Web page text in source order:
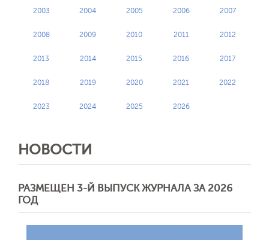
2003 2004 2005 2006 2007
2008 2009 2010 2011 2012
2013 2014 2015 2016 2017
2018 2019 2020 2021 2022
2023 2024 2025 2026
НОВОСТИ
РАЗМЕЩЕН 3-Й ВЫПУСК ЖУРНАЛА ЗА 2026
ГОД